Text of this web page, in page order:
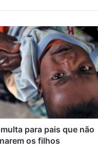
para pais que não
os filhos